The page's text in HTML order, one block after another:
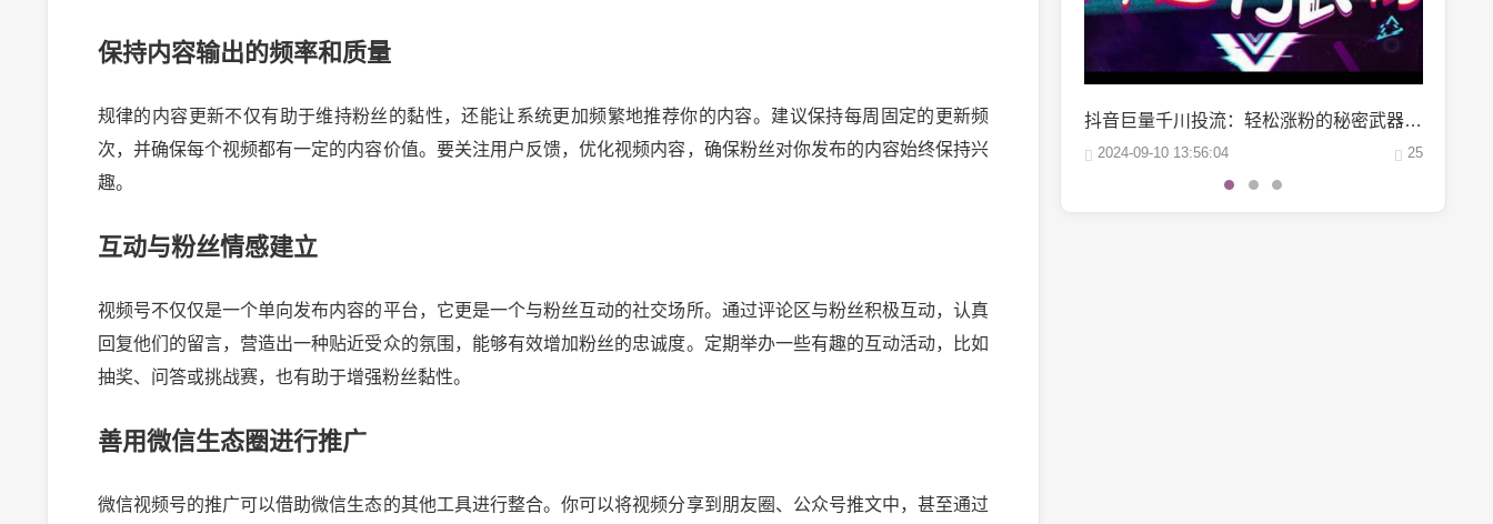
保持内容输出的频率和质量
规律的内容更新不仅有助于维持粉丝的黏性，还能让系统更加频繁地推荐你的内容。建议保持每周固定的更新频
次，并确保每个视频都有一定的内容价值。要关注用户反馈，优化视频内容，确保粉丝对你发布的内容始终保持兴
趣。
互动与粉丝情感建立
视频号不仅仅是一个单向发布内容的平台，它更是一个与粉丝互动的社交场所。通过评论区与粉丝积极互动，认真
回复他们的留言，营造出一种贴近受众的氛围，能够有效增加粉丝的忠诚度。定期举办一些有趣的互动活动，比如
抽奖、问答或挑战赛，也有助于增强粉丝黏性。
善用微信生态圈进行推广
微信视频号的推广可以借助微信生态的其他工具进行整合。你可以将视频分享到朋友圈、公众号推文中，甚至通过
微头条展现多少正常？揭秘提升展现量的秘诀
2024-10-03 20:24:00 21
抖音巨量千川投流：轻松涨粉的秘密武器，你掌握了吗？
2024-09-10 13:56:04 25 2024-10-04 06:00:07